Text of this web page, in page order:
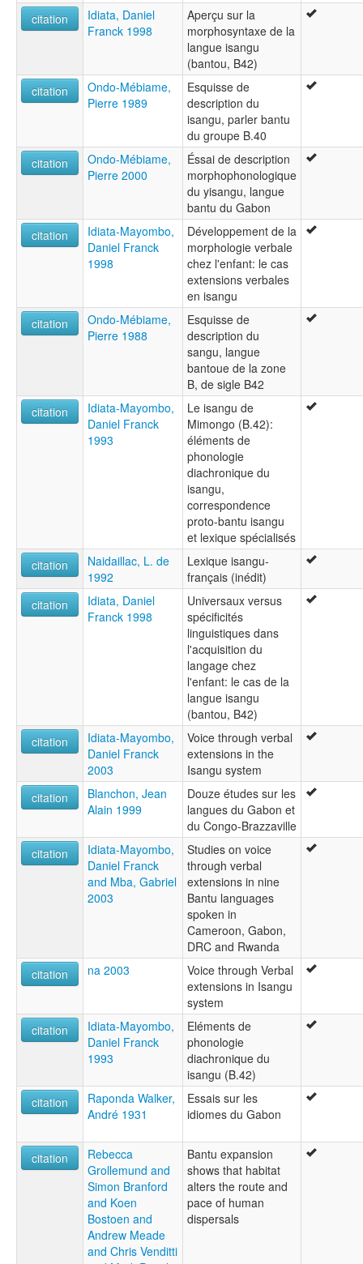
citation
Idiata, Daniel
Franck 1998
Aperçu sur la
morphosyntaxe de la
langue isangu
(bantou, B42)
citation
Ondo-Mébiame,
Pierre 1989
Esquisse de
description du
isangu, parler bantu
du groupe B.40
citation
Ondo-Mébiame,
Pierre 2000
Éssai de description
morphophonologique
du yisangu, langue
bantu du Gabon
citation
Idiata-Mayombo,
Daniel Franck
1998
Développement de la
morphologie verbale
chez l'enfant: le cas
extensions verbales
en isangu
citation
Ondo-Mébiame,
Pierre 1988
Esquisse de
description du
sangu, langue
bantoue de la zone
B, de sigle B42
citation
Idiata-Mayombo,
Daniel Franck
1993
Le isangu de
Mimongo (B.42):
éléments de
phonologie
diachronique du
isangu,
correspondence
proto-bantu isangu
et lexique spécialisés
citation
Naidaillac, L. de
1992
Lexique isangu-
français (inédit)
citation
Idiata, Daniel
Franck 1998
Universaux versus
spécificités
linguistiques dans
l'acquisition du
langage chez
l'enfant: le cas de la
langue isangu
(bantou, B42)
citation
Idiata-Mayombo,
Daniel Franck
2003
Voice through verbal
extensions in the
Isangu system
citation
Blanchon, Jean
Alain 1999
Douze études sur les
langues du Gabon et
du Congo-Brazzaville
citation
Idiata-Mayombo,
Daniel Franck
and Mba, Gabriel
2003
Studies on voice
through verbal
extensions in nine
Bantu languages
spoken in
Cameroon, Gabon,
DRC and Rwanda
citation
na 2003
Voice through Verbal
extensions in Isangu
system
citation
Idiata-Mayombo,
Daniel Franck
1993
Eléments de
phonologie
diachronique du
isangu (B.42)
citation
Raponda Walker,
André 1931
Essais sur les
idiomes du Gabon
citation
Rebecca
Grollemund and
Simon Branford
and Koen
Bostoen and
Andrew Meade
and Chris Venditti
Bantu expansion
shows that habitat
alters the route and
pace of human
dispersals